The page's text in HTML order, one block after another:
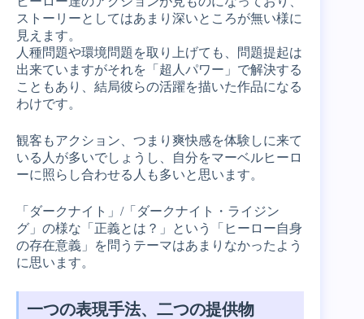
ストーリーとしてはあまり深いところが無い様に
見えます。
人種問題や環境問題を取り上げても、問題提起は
出来ていますがそれを「超人パワー」で解決する
こともあり、結局彼らの活躍を描いた作品になる
わけです。
観客もアクション、つまり爽快感を体験しに来て
いる人が多いでしょうし、自分をマーベルヒーロ
ーに照らし合わせる人も多いと思います。
「ダークナイト」/「ダークナイト・ライジン
グ」の様な「正義とは？」という「ヒーロー自身
の存在意義」を問うテーマはあまりなかったよう
に思います。
一つの表現手法、二つの提供物